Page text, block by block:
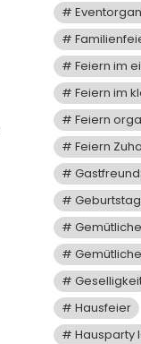
Feiern im
Feiern im
Feiern
Feiern
Hausfeier
Hausparty